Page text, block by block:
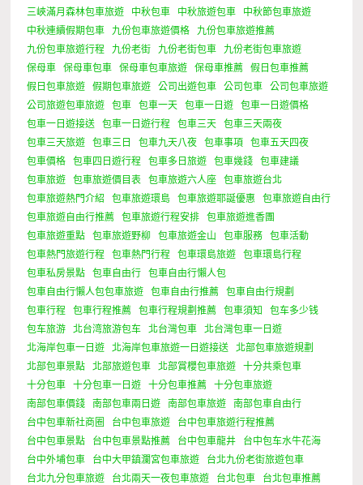
三峽滿月森林包車旅遊
中秋包車 中秋旅遊包車
中秋節包車旅遊
中秋連續假期包車
九份包車旅遊價格
九份包車旅遊推薦
九份包車旅遊行程
九份老街 九份老街包車
九份老街包車旅遊
保母車
保母車包車 保母車包車旅遊 保母車推薦
假日包車推薦
假日包車旅遊
假期包車旅遊 公司出遊包車 公司包車
公司包車旅遊
公司旅遊包車旅遊
包車 包車一天 包車一日遊
包車一日遊價格
包車一日遊接送
包車一日遊行程 包車三天
包車三天兩夜
包車三天旅遊
包車三日 包車九天八夜 包車事項
包車五天四夜
包車價格
包車四日遊行程 包車多日旅遊 包車幾錢
包車建議
包車旅遊
包車旅遊價目表 包車旅遊六人座
包車旅遊台北
包車旅遊熱門介紹
包車旅遊環島 包車旅遊耶誕優惠
包車旅遊自由行
包車旅遊自由行推薦
包車旅遊行程安排
包車旅遊進香團
包車旅遊重點
包車旅遊野柳 包車旅遊金山 包車服務
包車活動
包車熱門旅遊行程
包車熱門行程 包車環島旅遊
包車環島行程
包車私房景點
包車自由行
包車自由行懶人包
包車自由行懶人包包車旅遊
包車自由行推薦
包車自由行規劃
包車行程
包車行程推薦 包車行程規劃推薦 包車須知
包车多少钱
包车旅游
北台湾旅游包车 北台灣包車
北台灣包車一日遊
北海岸包車一日遊
北海岸包車旅遊一日遊接送
北部包車旅遊規劃
北部包車景點
北部旅遊包車 北部賞櫻包車旅遊
十分共乘包車
十分包車
十分包車一日遊 十分包車推薦
十分包車旅遊
南部包車價錢
南部包車兩日遊 南部包車旅遊
南部包車自由行
台中包車新社商圈
台中包車旅遊
台中包車旅遊行程推薦
台中包車景點
台中包車景點推薦 台中包車龍井
台中包车水牛花海
台中外埔包車
台中大甲鎮瀾宮包車旅遊
台北九份老街旅遊包車
台北九分包車旅遊
台北兩天一夜包車旅遊 台北包車
台北包車推薦